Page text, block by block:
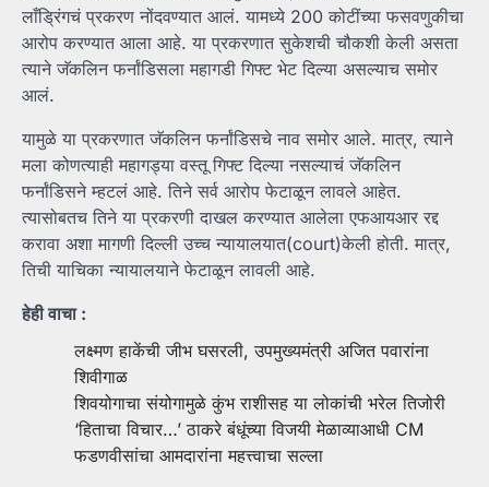
लाँड्रिंगचं प्रकरण नोंदवण्यात आलं. यामध्ये 200 कोटींच्या फसवणुकीचा
आरोप करण्यात आला आहे. या प्रकरणात सुकेशची चौकशी केली असता
त्याने जॅकलिन फर्नांडिसला महागडी गिफ्ट भेट दिल्या असल्याच समोर
आलं.
यामुळे या प्रकरणात जॅकलिन फर्नांडिसचे नाव समोर आले. मात्र, त्याने
मला कोणत्याही महागड्या वस्तू गिफ्ट दिल्या नसल्याचं जॅकलिन
फर्नांडिसने म्हटलं आहे. तिने सर्व आरोप फेटाळून लावले आहेत.
त्यासोबतच तिने या प्रकरणी दाखल करण्यात आलेला एफआयआर रद्द
करावा अशा मागणी दिल्ली उच्च न्यायालयात(court)केली होती. मात्र,
तिची याचिका न्यायालयाने फेटाळून लावली आहे.
हेही वाचा :
लक्ष्मण हाकेंची जीभ घसरली, उपमुख्यमंत्री अजित पवारांना
शिवीगाळ
शिवयोगाचा संयोगामुळे कुंभ राशीसह या लोकांची भरेल तिजोरी
‘हिताचा विचार…’ ठाकरे बंधूंच्या विजयी मेळाव्याआधी CM
फडणवीसांचा आमदारांना महत्त्वाचा सल्ला